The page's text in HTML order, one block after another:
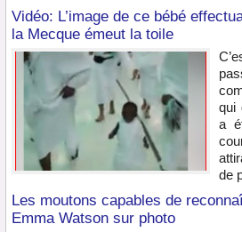
Vidéo: L’image de ce bébé
la Mecque émeut la toile
qui
a
de
Les moutons capables de
Emma Watson sur photo